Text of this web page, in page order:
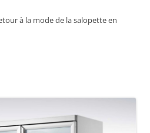
à la mode de la salopette en